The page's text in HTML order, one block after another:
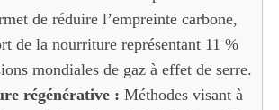
de réduire l’empreinte carbone,
de la nourriture représentant 11 %
mondiales de gaz à effet de serre.
régénérative : Méthodes visant à